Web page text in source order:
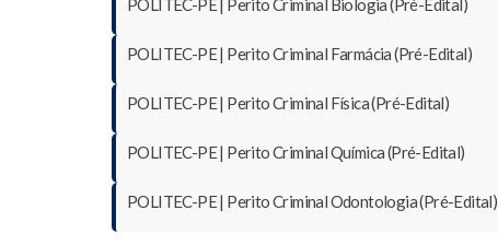
POLITEC-PE | Perito Criminal Biologia (Pré-Edital)
POLITEC-PE | Perito Criminal Farmácia (Pré-Edital)
POLITEC-PE | Perito Criminal Física (Pré-Edital)
POLITEC-PE | Perito Criminal Química (Pré-Edital)
POLITEC-PE | Perito Criminal Odontologia (Pré-Edital)